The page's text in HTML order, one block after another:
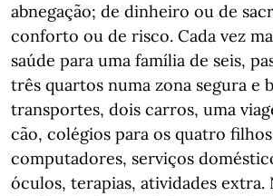
abnegação; de dinheiro ou de
conforto ou de risco. Cada vez
saúde para uma família de seis,
três quartos numa zona segura e
transportes, dois carros, uma
cão, colégios para os quatro
computadores, serviços
óculos, terapias, atividades extra.